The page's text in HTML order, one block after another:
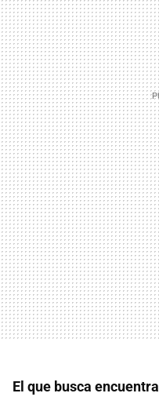
El que busca encuentra